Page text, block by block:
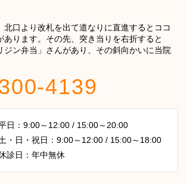
北口より改札を出て道なりに直進するとココ
あります。その先、突き当りを右折すると
ジン弁当」さんがあり、その斜向かいに当院
4139
日：9:00～12:00 / 15:00～20:00
・日・祝日：9:00～12:00 / 15:00～18:00
診日：年中無休